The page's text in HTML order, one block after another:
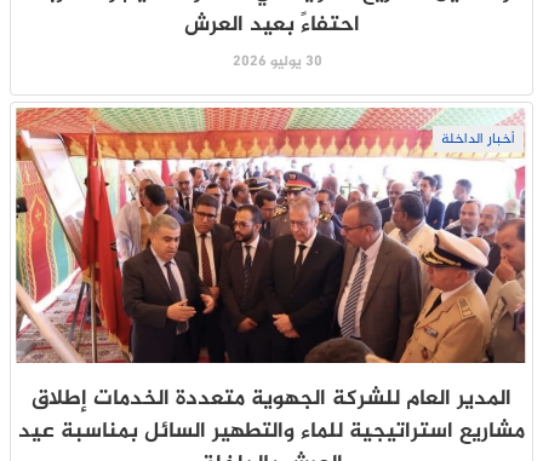
احتفاءً بعيد العرش
30 يوليو 2026
أخبار الداخلة
المدير العام للشركة الجهوية متعددة الخدمات إطلاق
مشاريع استراتيجية للماء والتطهير السائل بمناسبة عيد